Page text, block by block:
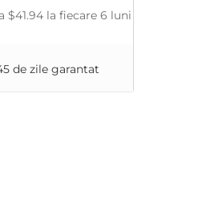
$41.94 la fiecare 6 luni
de zile garantat